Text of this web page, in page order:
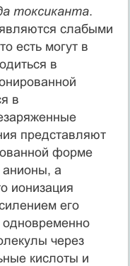
токсиканта.
слабыми
есть могут в
в
в
представляют
форме
анионы, а
ионизация
его
одновременно
через
кислоты и